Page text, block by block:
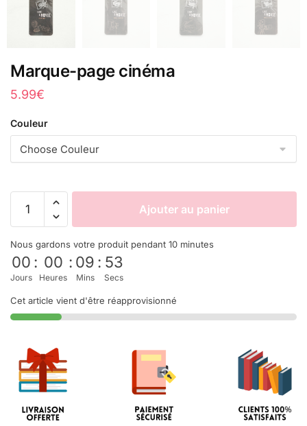
Marque-page cinéma
5.99€
Couleur
Ajouter au panier
Nous gardons votre produit pendant 10 minutes
00
Jours
: 00
Heures
: 09
Mins
: 53
Secs
Cet article vient d'être réapprovisionné